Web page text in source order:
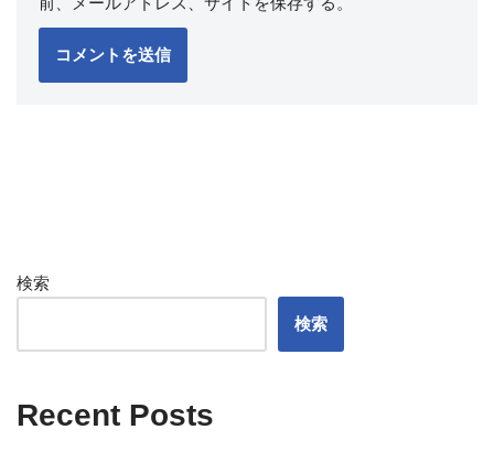
検索
検索
Recent Posts